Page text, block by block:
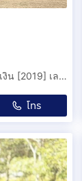
ฟรีดาวน์ , ผ่อน 4,900 ฿/7ปี กับ Mazda2 1.3 Hicon สีน้ำเงิน [2019] เลขไมล์ 110,000 Km.
โทร